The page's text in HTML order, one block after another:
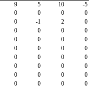
9 5 10 -5
0 0 0 0
0 -1 2 0
0 0 0 0
0 0 0 0
0 0 0 0
0 0 0 0
0 0 0 0
0 0 0 0
0 0 0 0